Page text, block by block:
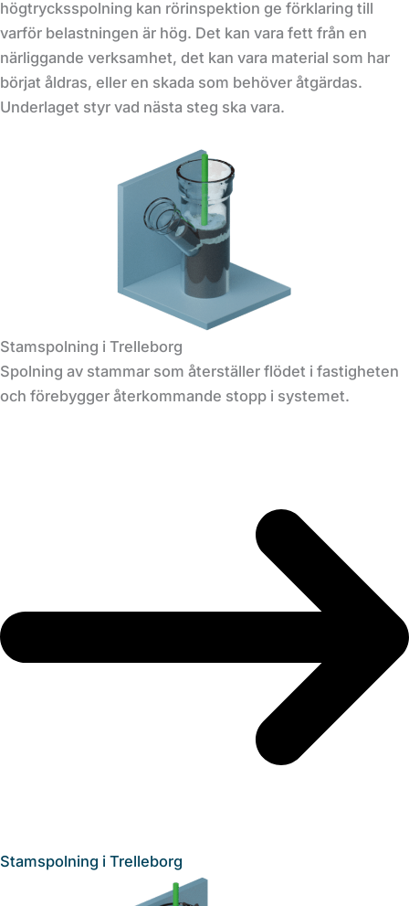
högtrycksspolning kan rörinspektion ge förklaring till
varför belastningen är hög. Det kan vara fett från en
närliggande verksamhet, det kan vara material som har
börjat åldras, eller en skada som behöver åtgärdas.
Underlaget styr vad nästa steg ska vara.
Stamspolning i Trelleborg
Spolning av stammar som återställer flödet i fastigheten
och förebygger återkommande stopp i systemet.
Stamspolning i Trelleborg